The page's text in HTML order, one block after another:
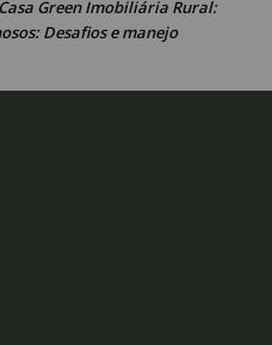
Green Imobiliária Rural:
Desafios e manejo